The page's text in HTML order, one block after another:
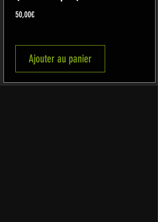
50,00€Prix
Ajouter au panier